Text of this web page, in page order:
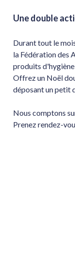
Une double
Durant tout le
la Fédération des
produits
Offrez un Noël
déposant un petit
Nous comptons
Prenez rendez-